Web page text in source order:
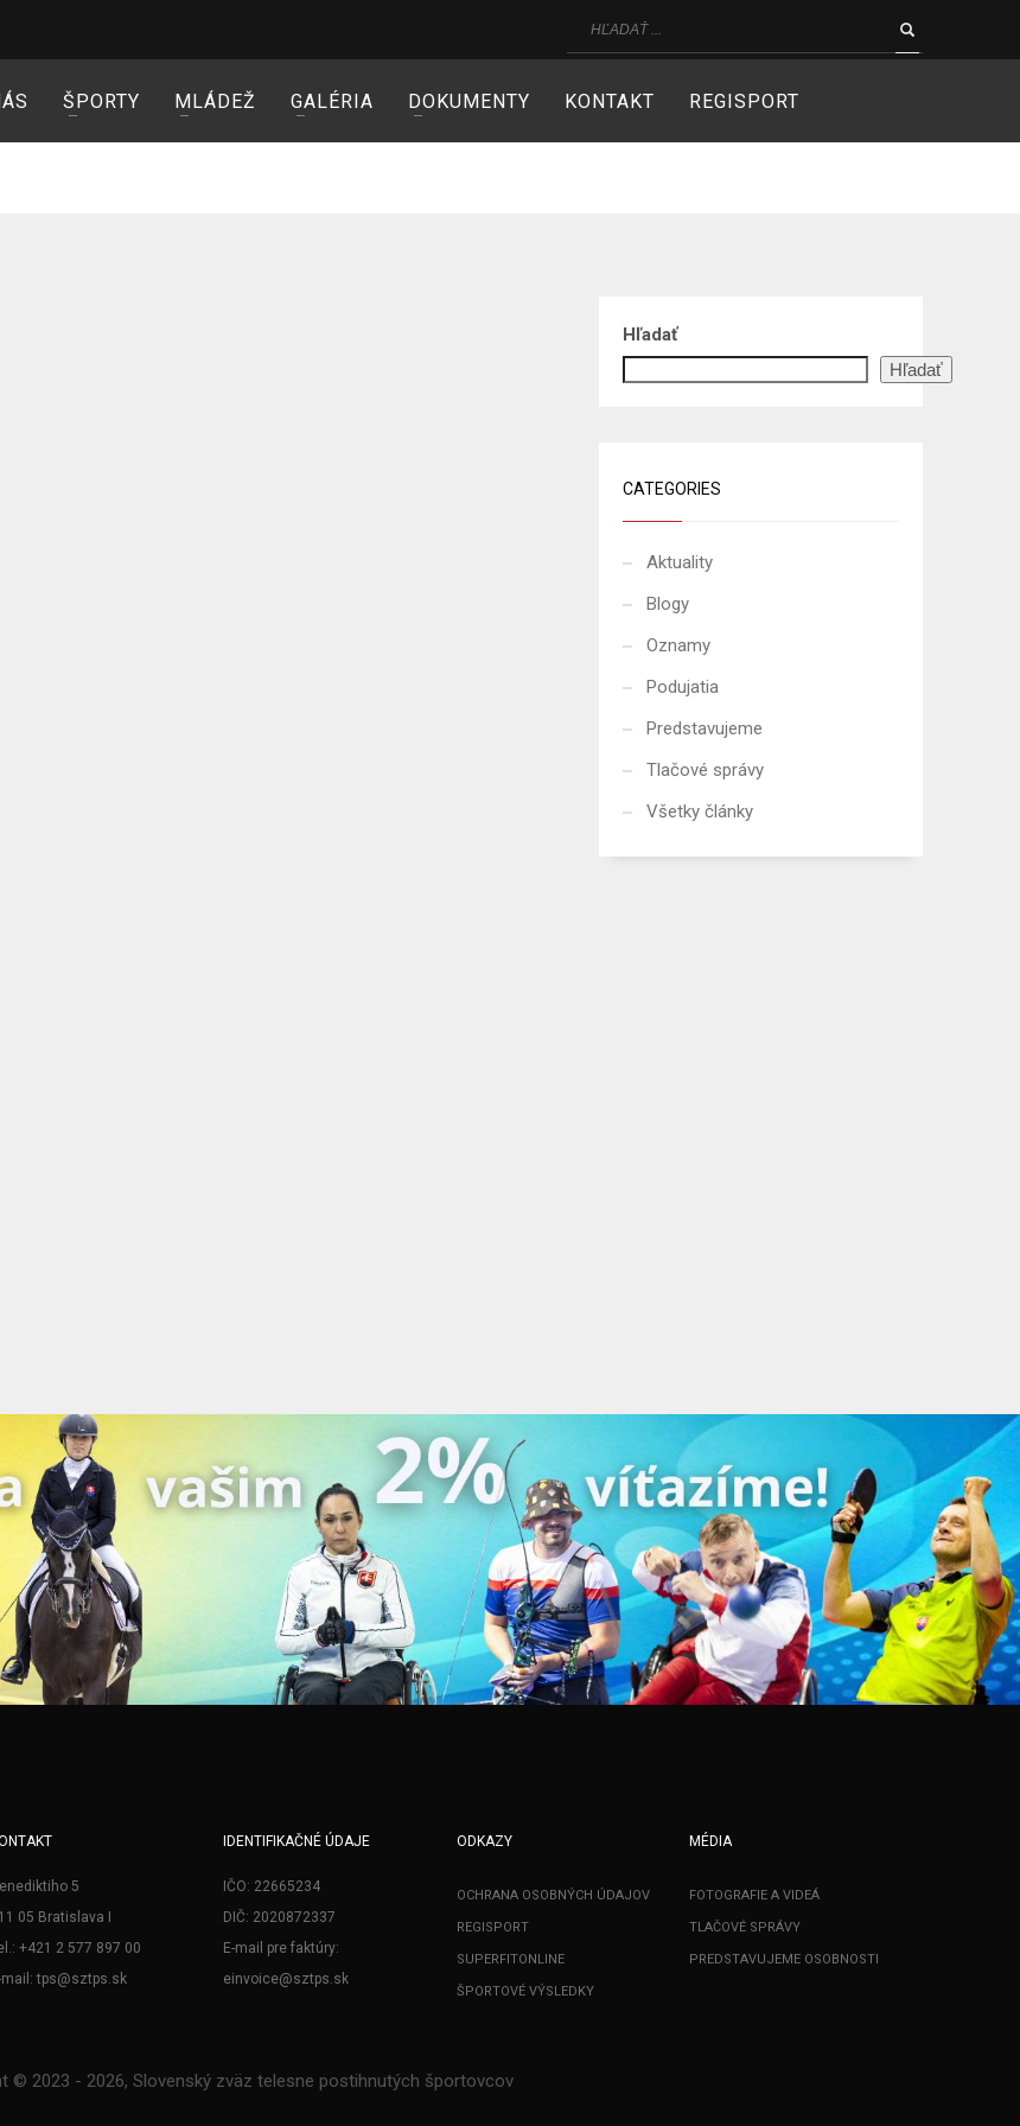
ŠPORTY MLÁDEŽ GALÉRIA DOKUMENTY KONTAKT REGISPORT
Hľadať
Hľadať
CATEGORIES
Aktuality
Blogy
Oznamy
Podujatia
Predstavujeme
Tlačové správy
Všetky články
5
05 Bratislava I
+421 2 577 897 00
mail: tps@sztps.sk
IDENTIFIKAČNÉ ÚDAJE
IČO: 22665234
DIČ: 2020872337
E-mail pre faktúry:
einvoice@sztps.sk
ODKAZY
OCHRANA OSOBNÝCH ÚDAJOV
REGISPORT
SUPERFITONLINE
ŠPORTOVÉ VÝSLEDKY
MÉDIA
FOTOGRAFIE A VIDEÁ
TLAČOVÉ SPRÁVY
PREDSTAVUJEME OSOBNOSTI
© 2023 - 2026, Slovenský zväz telesne postihnutých športovcov